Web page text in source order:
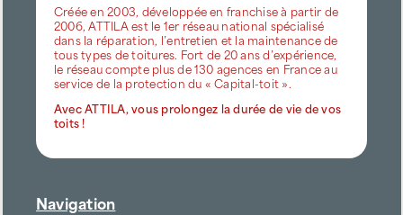
Créée en 2003, développée en franchise à partir de
2006, ATTILA est le 1er réseau national spécialisé
dans la réparation, l’entretien et la maintenance de
tous types de toitures. Fort de 20 ans d’expérience,
le réseau compte plus de 130 agences en France au
service de la protection du « Capital-toit ».
Avec ATTILA, vous prolongez la durée de vie de vos
toits !
Navigation